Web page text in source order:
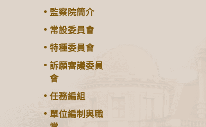
監察院簡介
常設委員會
特種委員會
訴願審議委員
會
任務編組
單位編制與職